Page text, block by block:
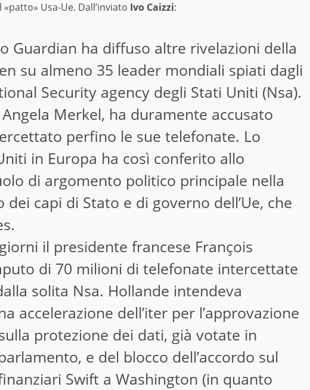
Usa-Ue. Dall’inviato Ivo Caizzi:
Guardian ha diffuso altre rivelazioni della
su almeno 35 leader mondiali spiati dagli
Security agency degli Stati Uniti (Nsa).
Merkel, ha duramente accusato
perfino le sue telefonate. Lo
in Europa ha così conferito allo
di argomento politico principale nella
capi di Stato e di governo dell’Ue, che
il presidente francese François
di 70 milioni di telefonate intercettate
solita Nsa. Hollande intendeva
accelerazione dell’iter per l’approvazione
protezione dei dati, già votate in
e del blocco dell’accordo sul
Swift a Washington (in quanto